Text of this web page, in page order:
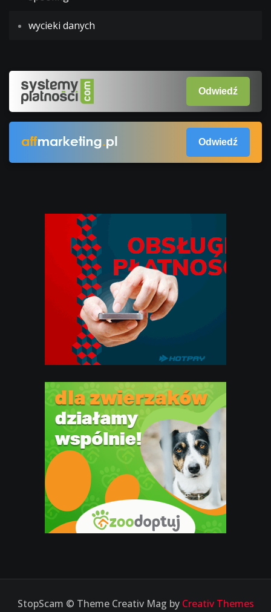
wycieki danych
Odwiedź
Odwiedź
StopScam © Theme Creativ Mag by Creativ Themes